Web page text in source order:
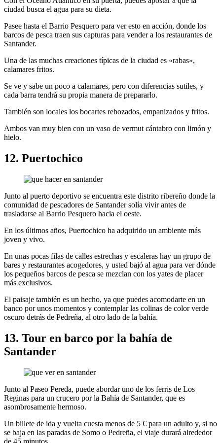
ciudad busca el agua para su dieta.
Pasee hasta el Barrio Pesquero para ver esto en acción, donde los
barcos de pesca traen sus capturas para vender a los restaurantes de
Santander.
Una de las muchas creaciones típicas de la ciudad es «rabas»,
calamares fritos.
Se ve y sabe un poco a calamares, pero con diferencias sutiles, y
cada barra tendrá su propia manera de prepararlo.
También son locales los bocartes rebozados, empanizados y fritos.
Ambos van muy bien con un vaso de vermut cántabro con limón y
hielo.
12. Puertochico
Junto al puerto deportivo se encuentra este distrito ribereño donde la
comunidad de pescadores de Santander solía vivir antes de
trasladarse al Barrio Pesquero hacia el oeste.
En los últimos años, Puertochico ha adquirido un ambiente más
joven y vivo.
En unas pocas filas de calles estrechas y escaleras hay un grupo de
bares y restaurantes acogedores, y usted bajó al agua para ver dónde
los pequeños barcos de pesca se mezclan con los yates de placer
más exclusivos.
El paisaje también es un hecho, ya que puedes acomodarte en un
banco por unos momentos y contemplar las colinas de color verde
oscuro detrás de Pedreña, al otro lado de la bahía.
13. Tour en barco por la bahía de
Santander
Junto al Paseo Pereda, puede abordar uno de los ferris de Los
Reginas para un crucero por la Bahía de Santander, que es
asombrosamente hermoso.
Un billete de ida y vuelta cuesta menos de 5 € para un adulto y, si no
se baja en las paradas de Somo o Pedreña, el viaje durará alrededor
de 45 minutos.